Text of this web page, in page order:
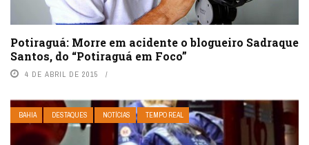
Potiraguá: Morre em acidente o blogueiro Sadraque
Santos, do “Potiraguá em Foco”
4 DE ABRIL DE 2015
BAHIA DESTAQUES NOTÍCIAS TEMPO REAL